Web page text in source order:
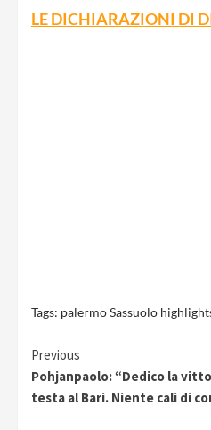
LE DICHIARAZIONI DI
Tags: palermo Sassuolo
Continue
Reading
Previous
Pohjanpaolo: “Dedico la
testa al Bari. Niente cali di